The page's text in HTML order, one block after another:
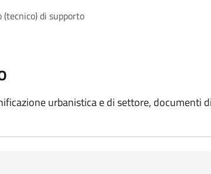
(tecnico) di supporto
urbanistica e di settore, documenti